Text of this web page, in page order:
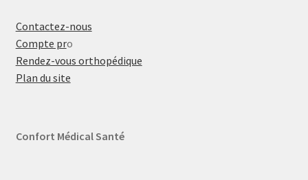
Contactez-nous
Compte pro
Rendez-vous orthopédique
Plan du site
Confort Médical Santé